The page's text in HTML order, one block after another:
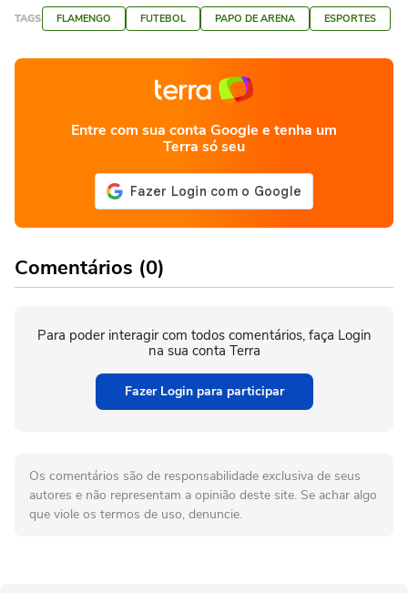
TAGS FLAMENGO FUTEBOL PAPO DE ARENA ESPORTES
Entre com sua conta Google e tenha um
Terra só seu
Comentários (0)
Para poder interagir com todos comentários, faça Login
na sua conta Terra
Fazer Login para participar
Os comentários são de responsabilidade exclusiva de seus
autores e não representam a opinião deste site. Se achar algo
que viole os termos de uso, denuncie.